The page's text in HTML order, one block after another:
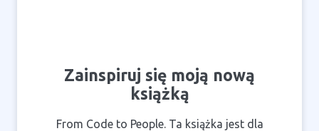
Zainspiruj się moją nową
książką
From Code to People. Ta książka jest dla